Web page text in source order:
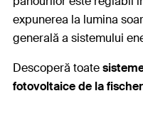
expunerea la lumina
generală a sistemului
Descoperă toate
fotovoltaice de la fischer